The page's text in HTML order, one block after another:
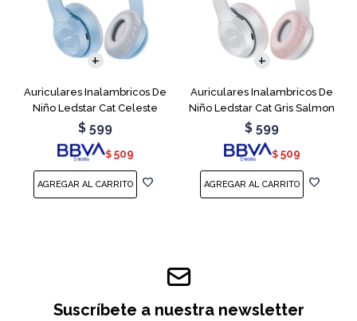
Auriculares Inalambricos De
Niño Ledstar Cat Celeste
$ 599
$ 509
Auriculares Inalambricos De
Niño Ledstar Cat Gris Salmon
$ 599
$ 509
Suscríbete a nuestra newsletter